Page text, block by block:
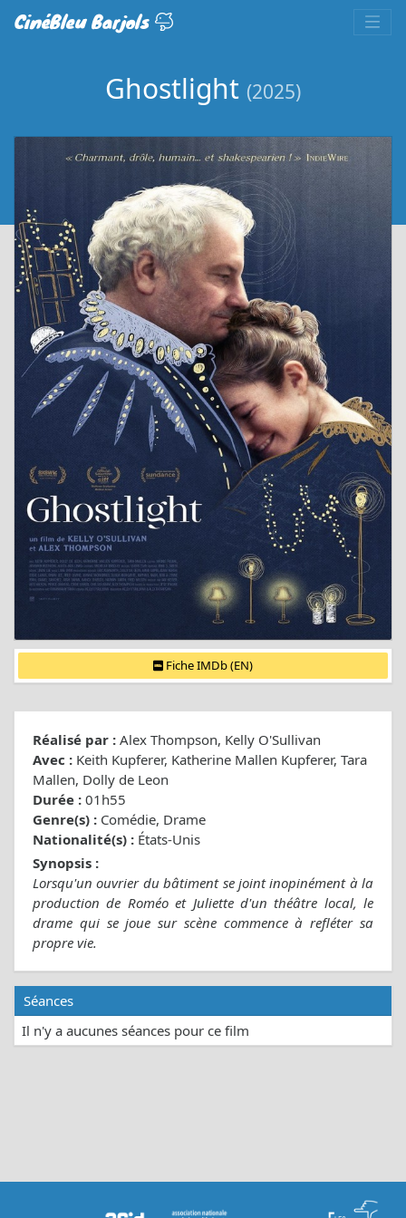
CinéBleu Barjols
Ghostlight (2025)
Fiche IMDb (EN)
Réalisé par : Alex Thompson, Kelly O'Sullivan
Avec : Keith Kupferer, Katherine Mallen Kupferer, Tara
Mallen, Dolly de Leon
Durée : 01h55
Genre(s) : Comédie, Drame
Nationalité(s) : États-Unis
Synopsis :
Lorsqu'un ouvrier du bâtiment se joint inopinément à la
production de Roméo et Juliette d'un théâtre local, le
drame qui se joue sur scène commence à refléter sa
propre vie.
Séances
Il n'y a aucunes séances pour ce film